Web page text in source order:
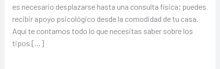
es necesario desplazarse hasta una consulta física; puedes
recibir apoyo psicológico desde la comodidad de tu casa.
Aquí te contamos todo lo que necesitas saber sobre los
tipos […]